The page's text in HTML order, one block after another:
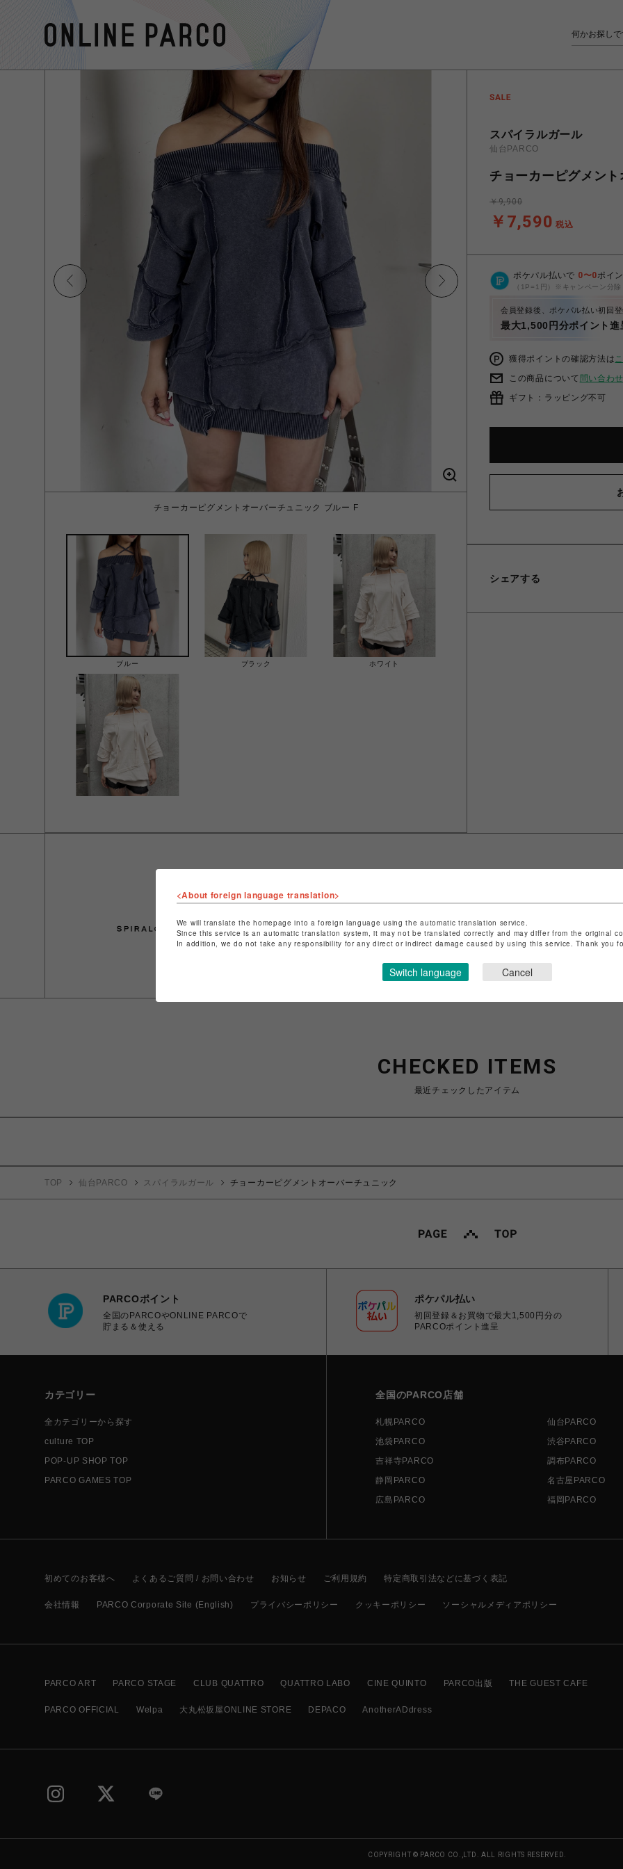
チョーカーピグメントオーバーチュニック ブルー F チョーカー
ブルー ブラック ホワイト
スパイラルガール
仙台PARCO
チョーカーピグメン
￥7,590 税込
￥9,900
ポケパル払いで 0〜0ポイ
（1P=1円）※キャンペーン分除
会員登録後、ポケパル払い初回
最大1,500円分ポイント進
獲得ポイントの確認方法は
この商品について 問い合わ
ギフト：ラッピング不可
シェアする
ショップ名
特定商取引法など法令に基づく表記はこちら
ショップお問い合わせはこちら
CHECKED ITEMS
最近チェックしたアイテム
TOP 仙台PARCO スパイラルガール チョーカーピグメントオーバーチュニック
PARCOポイント
全国のPARCOやONLINE PARCOで
貯まる＆使える
ポケパル払い
初回登録＆お買物で最大1,500円分の
PARCOポイント進呈
カテゴリー
全カテゴリーから探す
culture TOP
POP-UP SHOP TOP
PARCO GAMES TOP
全国のPARCO店舗
札幌PARCO 仙台PARCO
池袋PARCO
渋谷PARCO
吉祥寺PARCO
調布PARCO
静岡PARCO
名古屋PARCO
広島PARCO
福岡PARCO
初めてのお客様へ よくあるご質問 / お問い合わせ お知らせ ご利用規約 特定商取引法などに基づく表記
会社情報 PARCO Corporate Site (English) プライバシーポリシー クッキーポリシー ソーシャルメディアポリシー
PARCO ART PARCO STAGE CLUB QUATTRO QUATTRO LABO CINE QUINTO PARCO出版 THE GUEST CAFE
PARCO OFFICIAL Welpa 大丸松坂屋ONLINE STORE DEPACO AnotherADdress
COPYRIGHT © PARCO CO.,LTD. ALL RIGHTS RESERVED.
<About foreign language translation>
We will translate the homepage into a foreign language using the automatic translation service.
Since this service is an automatic translation system, it may not be translated correctly and may differ from the original
In addition, we do not take any responsibility for any direct or indirect damage caused by using this service. Thank you
Switch language Cancel